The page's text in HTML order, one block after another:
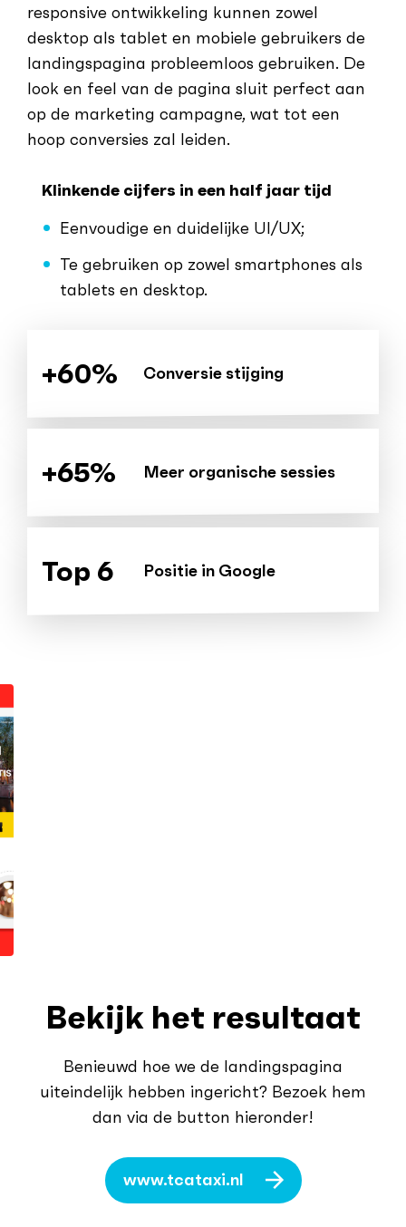
responsive ontwikkeling kunnen zowel
desktop als tablet en mobiele gebruikers de
landingspagina probleemloos gebruiken. De
look en feel van de pagina sluit perfect aan
op de marketing campagne, wat tot een
hoop conversies zal leiden.
Klinkende cijfers in een half jaar tijd
Eenvoudige en duidelijke UI/UX;
Te gebruiken op zowel smartphones als
tablets en desktop.
+60% Conversie stijging
+65% Meer organische sessies
Top 6 Positie in Google
Bekijk het resultaat
Benieuwd hoe we de landingspagina
uiteindelijk hebben ingericht? Bezoek hem
dan via de button hieronder!
www.tcataxi.nl